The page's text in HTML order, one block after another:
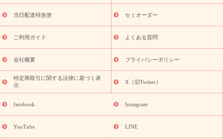
盆・初盆）
お盆 花（新盆・初盆）
お盆・お供え 花とセットギ
フト
お盆・お供え プリザーブドフラワー
ひまわり ギフト・プ
レゼント特集
夏の花贈り・お中元・暑中見舞い 花のギフト特集
敬老の日におくる花ギフト・プレゼント特集
花ギフト・プレゼント特集
敬老の日 花のおすすめランキング
敬
老の日 花鉢植えのギフト・プレゼント特集
敬老の日 花とセットギ
フト・プレゼント特集
敬老の日の花 全てのギフト一覧
キャン
ペーン
映画『ウォーターガーディアンズ』コラボキャンペーン
「きょう誕生日なんです」キャンペーン
誕生日の花を探す
誕生日フラワーギフト 誕生日フラワーギフト特集
(トルコキキョウ)
9月の誕生花(リンドウ)
当日配達特急便 セミオーダー
ご利用ガイド よくある質問
会社概要 プライバシーポリシー
特定商取引に関する法律に基づく表
示
X（旧Twitter）
facebook Instagram
YouTube LINE